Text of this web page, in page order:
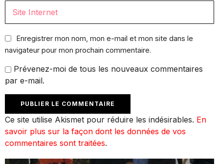
Enregistrer mon nom, mon e-mail et mon site dans le
navigateur pour mon prochain commentaire.
Prévenez-moi de tous les nouveaux commentaires
par e-mail.
Ce site utilise Akismet pour réduire les indésirables. En
savoir plus sur la façon dont les données de vos
commentaires sont traitées.